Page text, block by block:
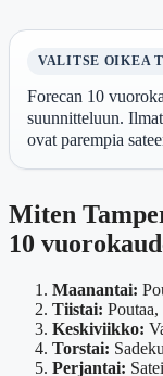
VALITSE OIKEA
Forecan 10
suunnitteluun.
ovat parempia
Miten
10
Maanantai:
Tiistai:
Keskiviikko:
Torstai:
Perjantai: